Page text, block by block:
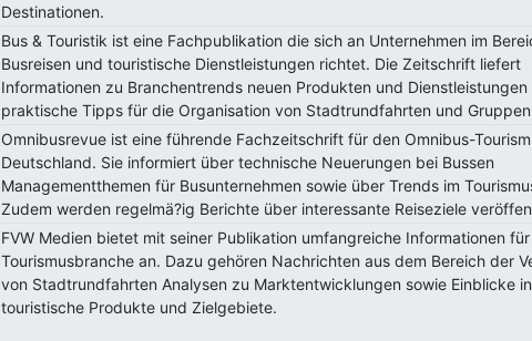
Destinationen.
Bus & Touristik ist eine Fachpublikation die sich an Unternehmen im
Busreisen und touristische Dienstleistungen richtet. Die Zeitschrift liefert
Informationen zu Branchentrends neuen Produkten und Dienstleistungen
praktische Tipps für die Organisation von Stadtrundfahrten und
Omnibusrevue ist eine führende Fachzeitschrift für den Omnibus-
Deutschland. Sie informiert über technische Neuerungen bei Bussen
Managementthemen für Busunternehmen sowie über Trends im
Zudem werden regelmä?ig Berichte über interessante Reiseziele
FVW Medien bietet mit seiner Publikation umfangreiche Informationen
Tourismusbranche an. Dazu gehören Nachrichten aus dem Bereich der
von Stadtrundfahrten Analysen zu Marktentwicklungen sowie Einblicke
touristische Produkte und Zielgebiete.